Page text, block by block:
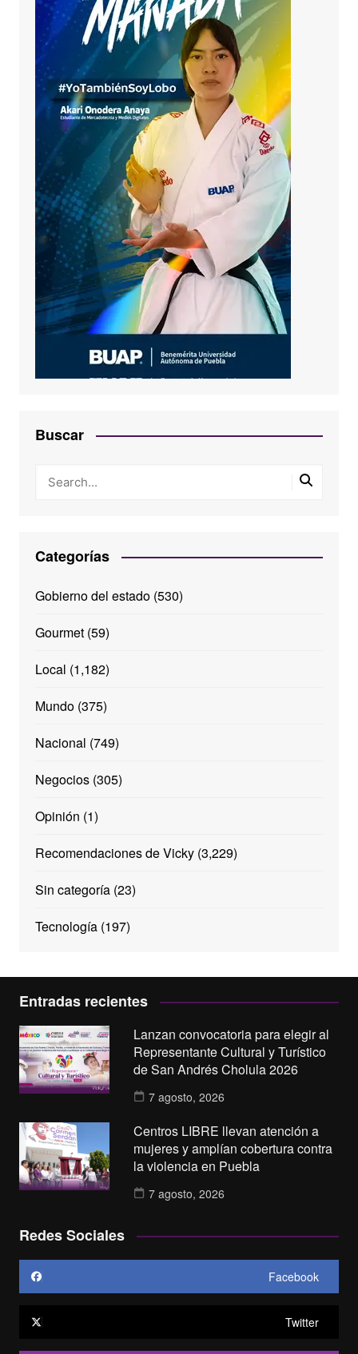
Buscar
Categorías
Gobierno del estado(530)
Gourmet(59)
Local (1,182)
Mundo(375)
Nacional (749)
Negocios(305)
Opinión (1)
Recomendaciones de Vicky(3,229)
Sin categoría(23)
Tecnología(197)
Entradas recientes
Lanzan convocatoria para elegir al
Representante Cultural y Turístico
de San Andrés Cholula 2026
7 agosto, 2026
Centros LIBRE llevan atención a
mujeres y amplían cobertura contra
la violencia en Puebla
7 agosto, 2026
Redes Sociales
Facebook
Twitter